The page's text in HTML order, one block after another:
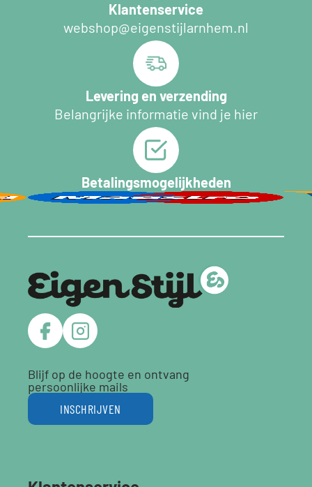
Klantenservice
webshop@eigenstijlarnhem.nl
Levering en verzending
Belangrijke informatie vind je hier
Betalingsmogelijkheden
Blijf op de hoogte en ontvang
persoonlijke mails
INSCHRIJVEN